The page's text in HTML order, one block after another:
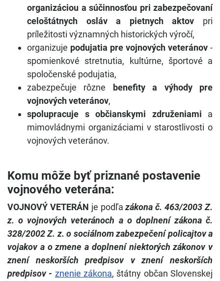
organizáciou a súčinnosťou pri zabezpečovaní
celoštátnych osláv a pietnych aktov pri
príležitosti významných historických výročí,
organizuje podujatia pre vojnových veteránov -
spomienkové stretnutia, kultúrne, športové a
spoločenské podujatia,
zabezpečuje rôzne
benefity a výhody pre
vojnových veteránov,
spolupracuje s občianskymi združeniami a
mimovládnymi organizáciami v starostlivosti o
vojnových veteránov.
Komu môže byť priznané postavenie
vojnového veterána:
VOJNOVÝ VETERÁN je podľazákona č. 463/2003 Z.
z. o vojnových veteránoch a o doplnení zákona č.
328/2002 Z. z. o sociálnom zabezpečení policajtov a
vojakov a o zmene a doplnení niektorých zákonov v
znení neskorších predpisov v znení neskorších
predpisov - znenie zákona, štátny občan Slovenskej